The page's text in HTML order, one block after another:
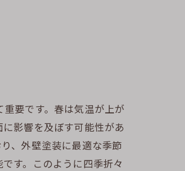
要です。春は気温が上が
影響を及ぼす可能性があ
、外壁塗装に最適な季節
す。このように四季折々